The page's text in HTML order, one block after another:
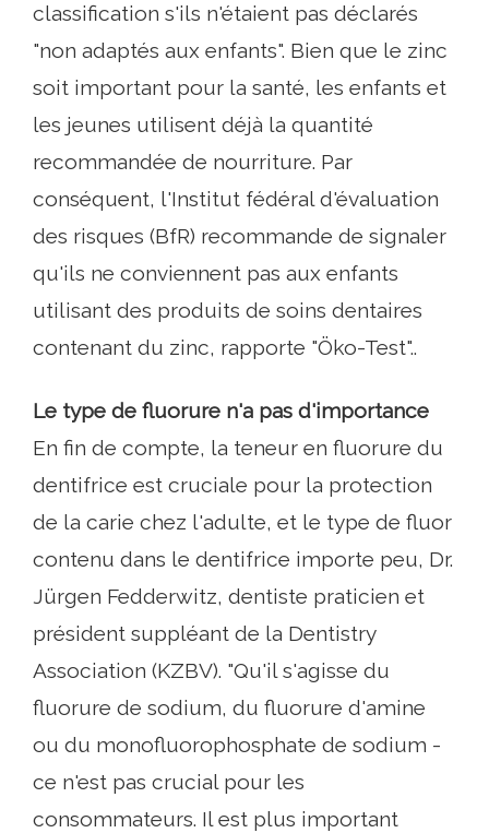
classification s'ils n'étaient pas déclarés
"non adaptés aux enfants". Bien que le zinc
soit important pour la santé, les enfants et
les jeunes utilisent déjà la quantité
recommandée de nourriture. Par
conséquent, l'Institut fédéral d'évaluation
des risques (BfR) recommande de signaler
qu'ils ne conviennent pas aux enfants
utilisant des produits de soins dentaires
contenant du zinc, rapporte "Öko-Test"..
Le type de fluorure n'a pas d'importance
En fin de compte, la teneur en fluorure du
dentifrice est cruciale pour la protection
de la carie chez l'adulte, et le type de fluor
contenu dans le dentifrice importe peu, Dr.
Jürgen Fedderwitz, dentiste praticien et
président suppléant de la Dentistry
Association (KZBV). "Qu'il s'agisse du
fluorure de sodium, du fluorure d'amine
ou du monofluorophosphate de sodium -
ce n'est pas crucial pour les
consommateurs. Il est plus important